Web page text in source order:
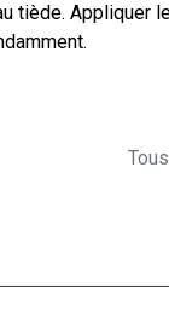
tiède. Appliquer